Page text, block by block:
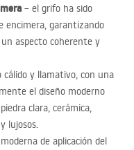
– el grifo ha sido
encimera, garantizando
aspecto coherente y
cálido y llamativo, con una
el diseño moderno
clara, cerámica,
lujosos.
de aplicación del